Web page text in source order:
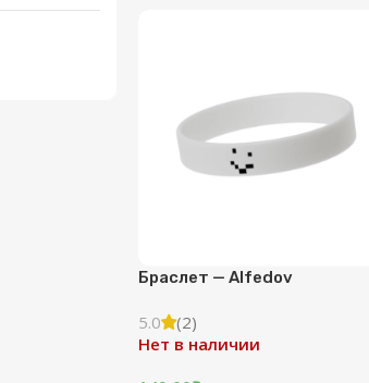
Браслет — Alfedov
5.0
(2)
Нет в наличии